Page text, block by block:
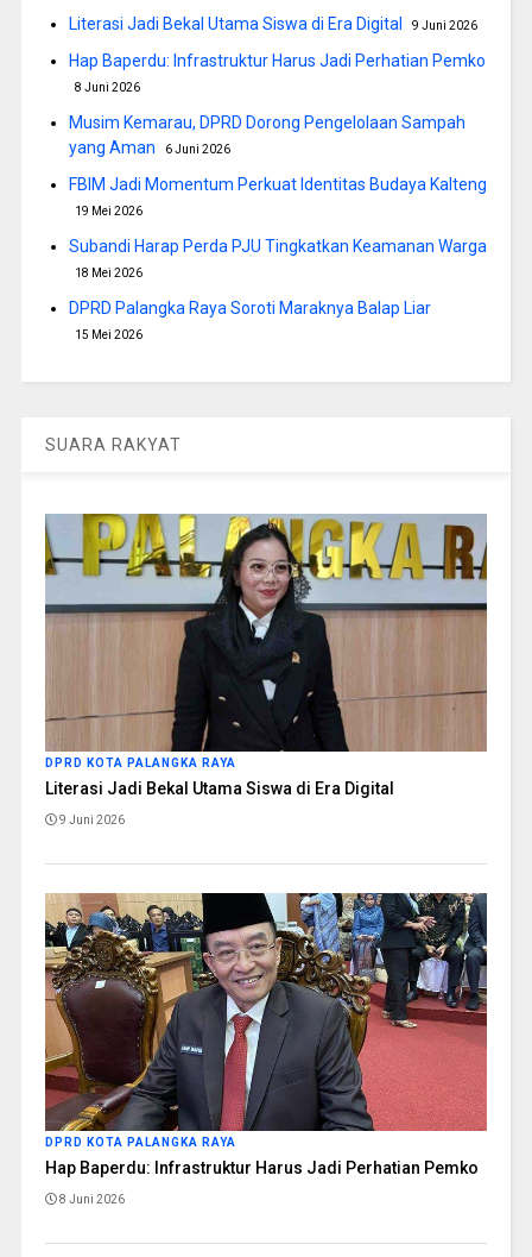
Literasi Jadi Bekal Utama Siswa di Era Digital 9 Juni 2026
Hap Baperdu: Infrastruktur Harus Jadi Perhatian Pemko
8 Juni 2026
Musim Kemarau, DPRD Dorong Pengelolaan Sampah
yang Aman
6 Juni 2026
FBIM Jadi Momentum Perkuat Identitas Budaya Kalteng
19 Mei 2026
Subandi Harap Perda PJU Tingkatkan Keamanan Warga
18 Mei 2026
DPRD Palangka Raya Soroti Maraknya Balap Liar
15 Mei 2026
SUARA RAKYAT
DPRD KOTA PALANGKA RAYA
Literasi Jadi Bekal Utama Siswa di Era Digital
9 Juni 2026
DPRD KOTA PALANGKA RAYA
Hap Baperdu: Infrastruktur Harus Jadi Perhatian Pemko
8 Juni 2026